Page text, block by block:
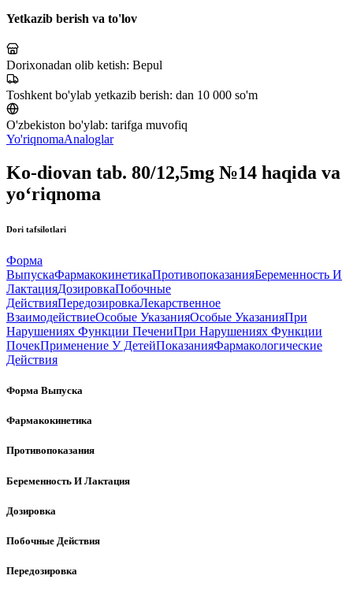
Yetkazib berish va to'lov
Dorixonadan olib ketish: Bepul
Toshkent bo'ylab yetkazib berish: dan 10 000 so'm
O'zbekiston bo'ylab: tarifga muvofiq
Yo'riqnomaAnaloglar
Ko-diovan tab. 80/12,5mg №14 haqida va
yo‘riqnoma
Dori tafsilotlari
Форма
ВыпускаФармакокинетикаПротивопоказанияБеременность И
ЛактацияДозировкаПобочные
ДействияПередозировкаЛекарственное
ВзаимодействиеОсобые УказанияОсобые УказанияПри
Нарушениях Функции ПечениПри Нарушениях Функции
ПочекПрименение У ДетейПоказанияФармакологические
Действия
Форма Выпуска
Фармакокинетика
Противопоказания
Беременность И Лактация
Дозировка
Побочные Действия
Передозировка